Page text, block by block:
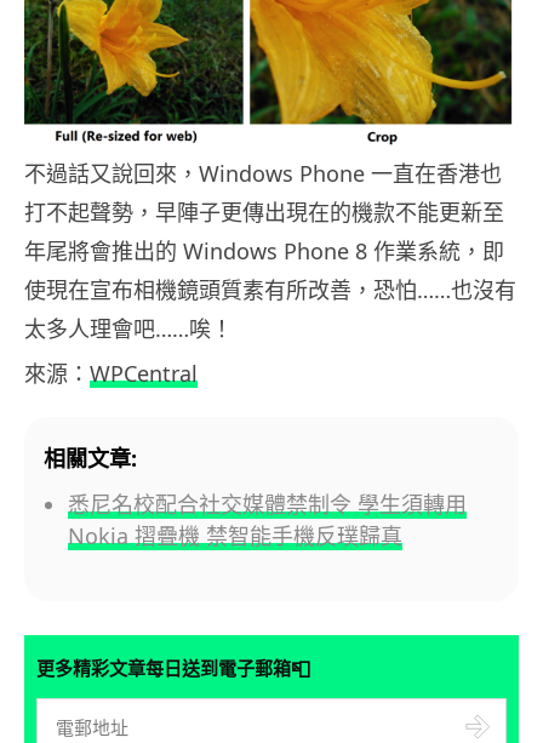
不過話又說回來，Windows Phone 一直在香港也
打不起聲勢，早陣子更傳出現在的機款不能更新至
年尾將會推出的 Windows Phone 8 作業系統，即
使現在宣布相機鏡頭質素有所改善，恐怕……也沒有
太多人理會吧……唉！
來源： WPCentral
相關文章:
悉尼名校配合社交媒體禁制令 學生須轉用
Nokia 摺疊機 禁智能手機反璞歸真
更多精彩文章每日送到電子郵箱📮